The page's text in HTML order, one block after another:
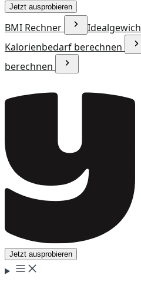
Jetzt ausprobieren
BMI Rechner
Kalorienbedarf berechnen
berechnen
Jetzt ausprobieren